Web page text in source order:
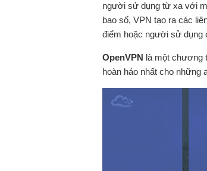
người sử dụng từ xa với
bao số, VPN tạo ra các
điểm hoặc người sử dụng
OpenVPN là một chương
hoàn hảo nhất cho những